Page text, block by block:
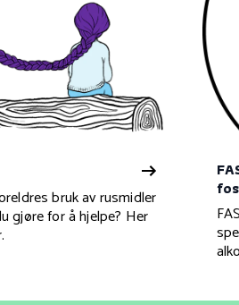
bruk av rusmidler
gjøre for å hjelpe? Her